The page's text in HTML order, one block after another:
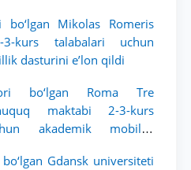
bo‘lgan Mikolas Romeris
3-kurs talabalari uchun
dasturini e’lon qildi
bo‘lgan Roma Tre
maktabi 2-3-kurs
akademik mobillik
Gdansk universiteti